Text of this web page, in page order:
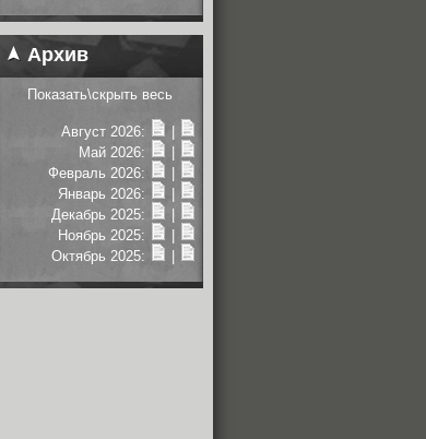
Архив
Показать\скрыть весь
Август 2026:
Май 2026:
Февраль 2026:
Январь 2026:
Декабрь 2025:
Ноябрь 2025:
Октябрь 2025: